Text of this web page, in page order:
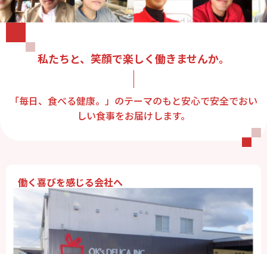
私たちと、笑顔で楽しく働きませんか。
「毎日、食べる健康。」のテーマのもと安心で安全でおい
しい食事をお届けします。
働く喜びを感じる会社へ